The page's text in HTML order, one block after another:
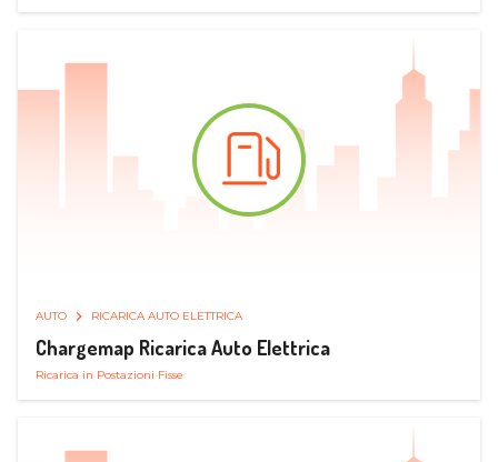
AUTO RICARICA AUTO ELETTRICA
Chargemap Ricarica Auto Elettrica
Ricarica in Postazioni Fisse